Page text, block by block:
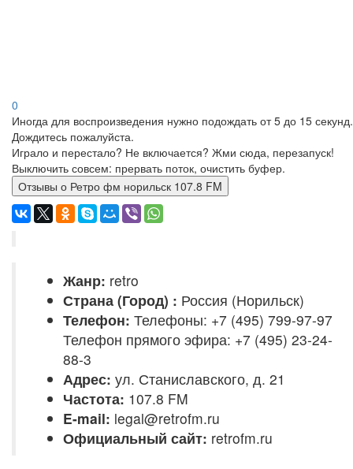
0
Иногда для воспроизведения нужно подождать от 5 до 15 секунд.
Дождитесь пожалуйста.
Играло и перестало? Не включается? Жми сюда, перезапуск!
Выключить совсем: прервать поток, очистить буфер.
Отзывы о Ретро фм норильск 107.8 FM
Жанр: retro
Страна (Город) : Россия (Норильск)
Телефон: Телефоны: +7 (495) 799-97-97
Телефон прямого эфира: +7 (495) 23-24-
88-3
Адрес: ул. Станиславского, д. 21
Частота: 107.8 FM
E-mail: legal@retrofm.ru
Официальный сайт: retrofm.ru